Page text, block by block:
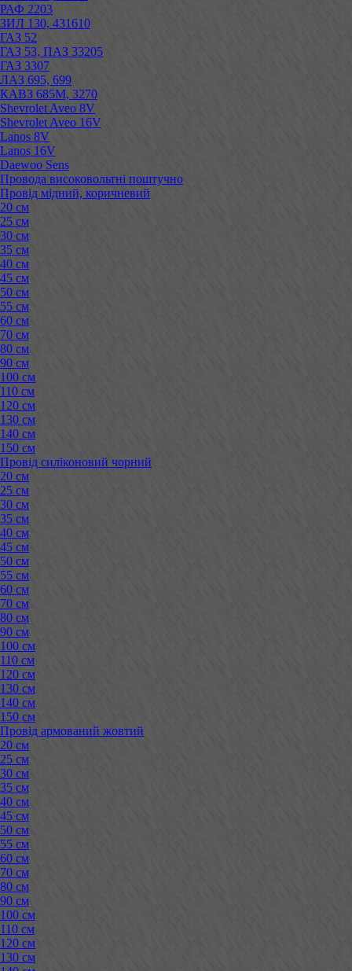
РАФ 2203
ЗИЛ 130, 431610
ГАЗ 52
ГАЗ 53, ПАЗ 33205
ГАЗ 3307
ЛАЗ 695, 699
КАВЗ 685М, 3270
Shevrolet Aveo 8V
Shevrolet Aveo 16V
Lanos 8V
Lanos 16V
Daewoo Sens
Провода високовольтні поштучно
Провід мідний, коричневий
20 см
25 см
30 см
35 см
40 см
45 см
50 см
55 см
60 см
70 см
80 см
90 см
100 см
110 см
120 см
130 см
140 см
150 см
Провід силіконовий чорний
20 см
25 см
30 см
35 см
40 см
45 см
50 см
55 см
60 см
70 см
80 см
90 см
100 см
110 см
120 см
130 см
140 см
150 см
Провід армований жовтий
20 см
25 см
30 см
35 см
40 см
45 см
50 см
55 см
60 см
70 см
80 см
90 см
100 см
110 см
120 см
130 см